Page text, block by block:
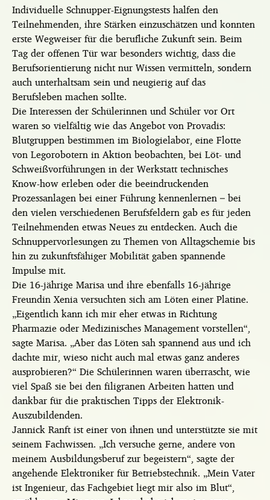
Individuelle Schnupper-Eignungstests halfen den
Teilnehmenden, ihre Stärken einzuschätzen und konnten
erste Wegweiser für die berufliche Zukunft sein. Beim
Tag der offenen Tür war besonders wichtig, dass die
Berufsorientierung nicht nur Wissen vermitteln, sondern
auch unterhaltsam sein und neugierig auf das
Berufsleben machen sollte.
Die Interessen der Schülerinnen und Schüler vor Ort
waren so vielfältig wie das Angebot von Provadis:
Blutgruppen bestimmen im Biologielabor, eine Flotte
von Legorobotern in Aktion beobachten, bei Löt- und
Schweißvorführungen in der Werkstatt technisches
Know-how erleben oder die beeindruckenden
Prozessanlagen bei einer Führung kennenlernen – bei
den vielen verschiedenen Berufsfeldern gab es für jeden
Teilnehmenden etwas Neues zu entdecken. Auch die
Schnuppervorlesungen zu Themen von Alltagschemie bis
hin zu zukunftsfähiger Mobilität gaben spannende
Impulse mit.
Die 16-jährige Marisa und ihre ebenfalls 16-jährige
Freundin Xenia versuchten sich am Löten einer Platine.
„Eigentlich kann ich mir eher etwas in Richtung
Pharmazie oder Medizinisches Management vorstellen“,
sagte Marisa. „Aber das Löten sah spannend aus und ich
dachte mir, wieso nicht auch mal etwas ganz anderes
ausprobieren?“ Die Schülerinnen waren überrascht, wie
viel Spaß sie bei den filigranen Arbeiten hatten und
dankbar für die praktischen Tipps der Elektronik-
Auszubildenden.
Jannick Ranft ist einer von ihnen und unterstützte sie mit
seinem Fachwissen. „Ich versuche gerne, andere von
meinem Ausbildungsberuf zur begeistern“, sagte der
angehende Elektroniker für Betriebstechnik. „Mein Vater
ist Ingenieur, das Fachgebiet liegt mir also im Blut“,